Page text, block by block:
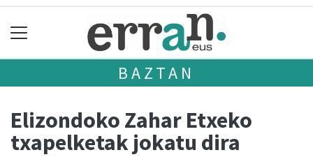
BAZTAN
Elizondoko Zahar Etxeko
txapelketak jokatu dira